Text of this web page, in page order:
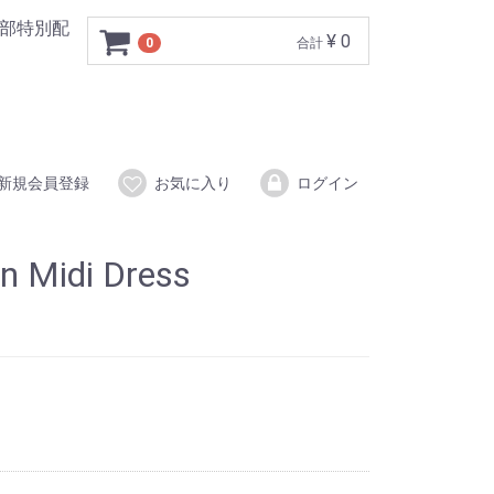
特別配
0 合計 ¥ 0
規会員登録 お気に入り ログイン
Midi Dress